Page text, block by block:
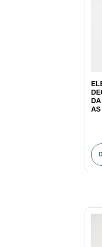
AS